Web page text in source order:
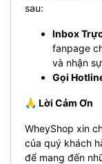
sau:
Inbox
fanpage
và nhận
Gọi
🙏 Lời Cảm Ơn
WheyShop xin
của quý khách
để mang đến